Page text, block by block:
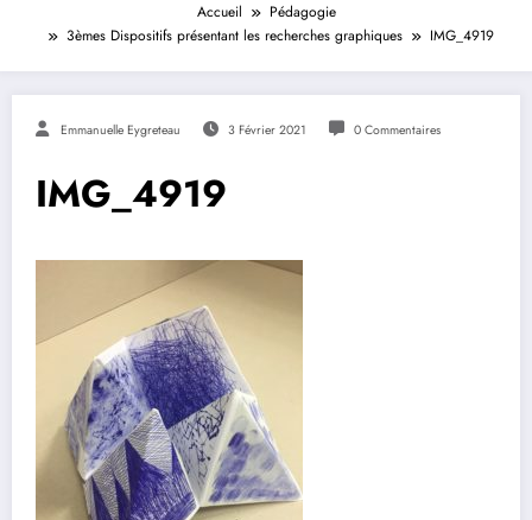
Accueil
Pédagogie
3èmes Dispositifs présentant les recherches graphiques
IMG_4919
Emmanuelle Eygreteau 3 Février 2021 0 Commentaires
IMG_4919